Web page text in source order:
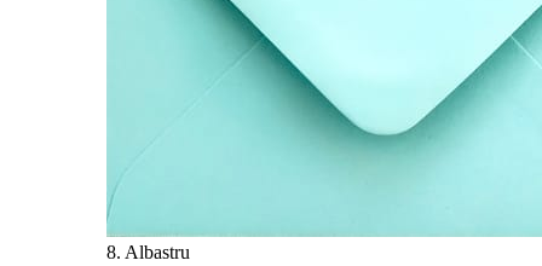
8. Albastru